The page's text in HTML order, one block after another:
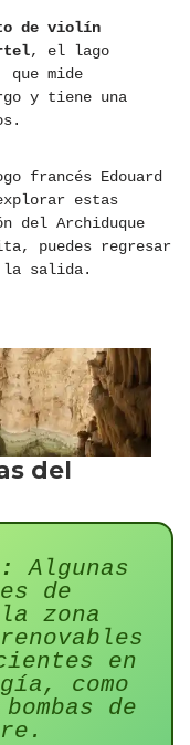
de violín
, el lago
que mide
y tiene una
francés Edouard
estas
del Archiduque
puedes regresar
la salida.
Algunas
de
zona
en
como
de